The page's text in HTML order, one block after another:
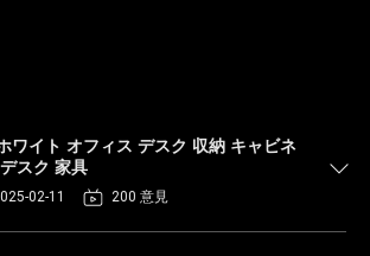
ワイト オフィス デスク 収納 キャビネ
スク 家具
02-11 200 意見